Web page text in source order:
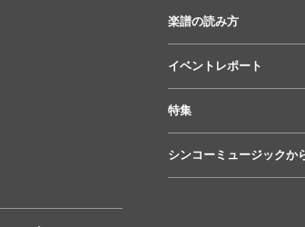
楽譜の読み方
イベントレポート
特集
シンコーミュージックか